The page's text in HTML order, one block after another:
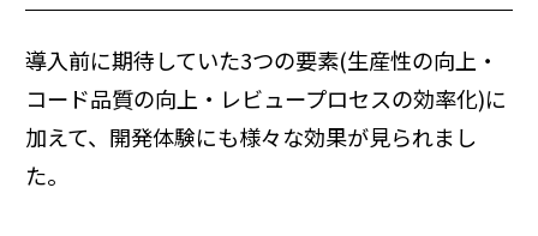
導入前に期待していた3つの要素(生産性の向上・
コード品質の向上・レビュープロセスの効率化)に
加えて、開発体験にも様々な効果が見られまし
た。